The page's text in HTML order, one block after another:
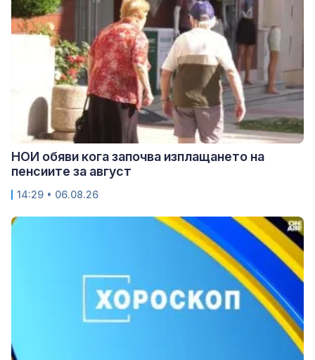
НОИ обяви кога започва изплащането на
пенсиите за август
14:29 • 06.08.26